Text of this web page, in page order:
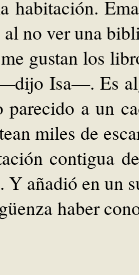
habitación.
no ver una
gustan los
Isa—. Es
parecido a un
miles de
contigua
Y añadió en un
haber